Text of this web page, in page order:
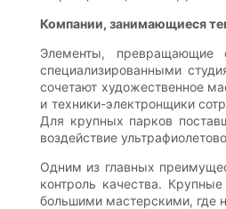
Компании, занимающиеся
Элементы, превращающие
специализированными
сочетают художественное
и техники-электронщики
Для крупных парков
воздействие
Одним из главных
контроль качества.
большими мастерскими, где